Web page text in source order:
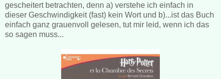
gescheitert betrachten, denn a) verstehe ich einfach in
dieser Geschwindigkeit (fast) kein Wort und b)...ist das Buch
einfach ganz grauenvoll gelesen, tut mir leid, wenn ich das
so sagen muss...